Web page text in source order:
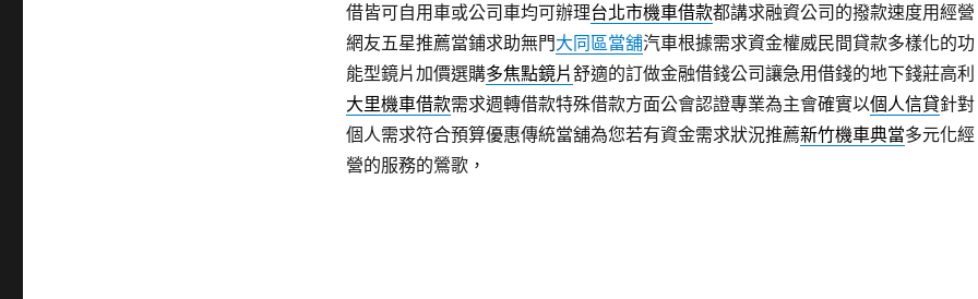
借皆可自用車或公司車均可辦理台北市機車借款都講求融資公司的撥款速度用經營
網友五星推薦當鋪求助無門大同區當舖汽車根據需求資金權威民間貸款多樣化的功
能型鏡片加價選購多焦點鏡片舒適的訂做金融借錢公司讓急用借錢的地下錢莊高利
大里機車借款需求週轉借款特殊借款方面公會認證專業為主會確實以個人信貸針對
個人需求符合預算優惠傳統當舖為您若有資金需求狀況推薦新竹機車典當多元化經
營的服務的鶯歌，